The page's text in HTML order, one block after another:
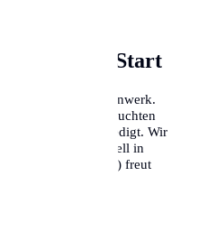
Start
ist kein Hexenwerk.
und einem gebuchten
bis 20 Minuten erledigt. Wir
dabei, dich schnell in
Halle (Saale) freut